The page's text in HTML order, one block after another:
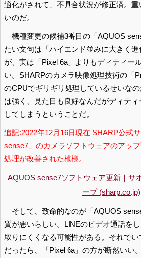
適化がされて、不具合状況が修正済。
いのだ。
機種変更の候補3番目の「AQUOS
たい文句は「ハイエンド並みに大きく
が、実は「Pixel 6a」よりもディティー
い。SHARPのカメラ映像処理技術の「
のCPUでギリギリ処理しているせいな
は強く、見た目も良好なんだがディテ
してしまうということだ。
追記:2022年12月16日現在 SHARP公式
sense7」のカメラソフトウェアのアッ
処理が改善された模様。
AQUOS sense7ソフトウェア更新｜サ
ープ (sharp.co.jp)
そして、致命的なのが「AQUOS
質が悪いらしい。LINEのビデオ通話を
取りにくくなる可能性がある。それで
だったら、「Pixel 6a」の方が断然いい